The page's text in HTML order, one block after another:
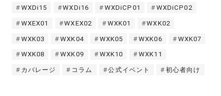
WXDi15 WXDi16 WXDiCP01 WXDiCP02
WXEX01 WXEX02 WXK01 WXK02
WXK03 WXK04 WXK05 WXK06 WXK07
WXK08 WXK09 WXK10 WXK11
カバレージ コラム 公式イベント 初心者向け